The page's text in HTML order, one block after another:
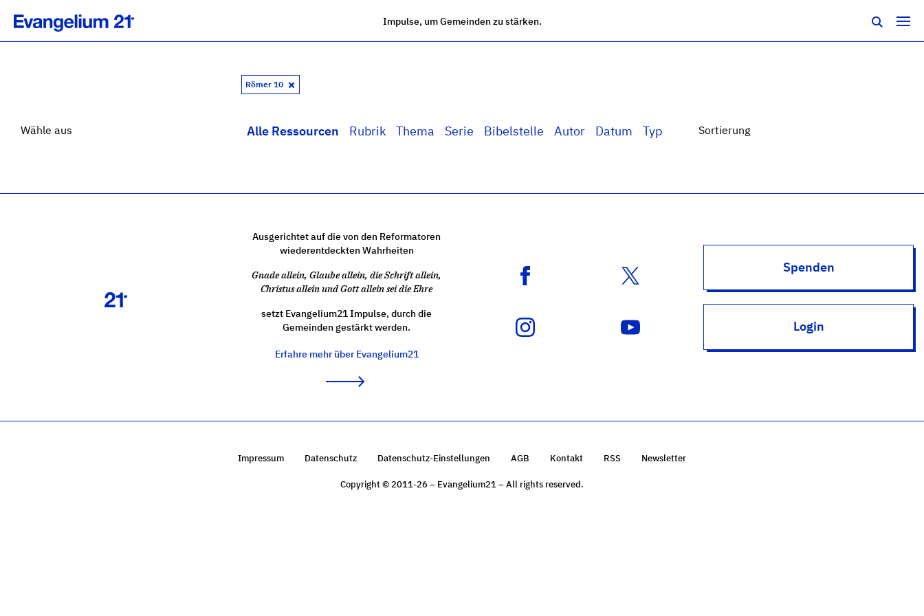
Impulse, um Gemeinden zu stärken.
Römer 10
Wähle aus Alle Ressourcen Rubrik Thema Serie Bibelstelle Autor Datum Typ Sortierung
Ausgerichtet auf die von den Reformatoren
wiederentdeckten Wahrheiten
Gnade allein, Glaube allein, die Schrift allein,
Christus allein und Gott allein sei die Ehre
setzt Evangelium21 Impulse, durch die
Gemeinden gestärkt werden.
Erfahre mehr über Evangelium21
Spenden
Login
Impressum Datenschutz Datenschutz-Einstellungen AGB Kontakt RSS Newsletter
Copyright © 2011-26 – Evangelium21 – All rights reserved.